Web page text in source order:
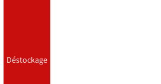
Déstockage